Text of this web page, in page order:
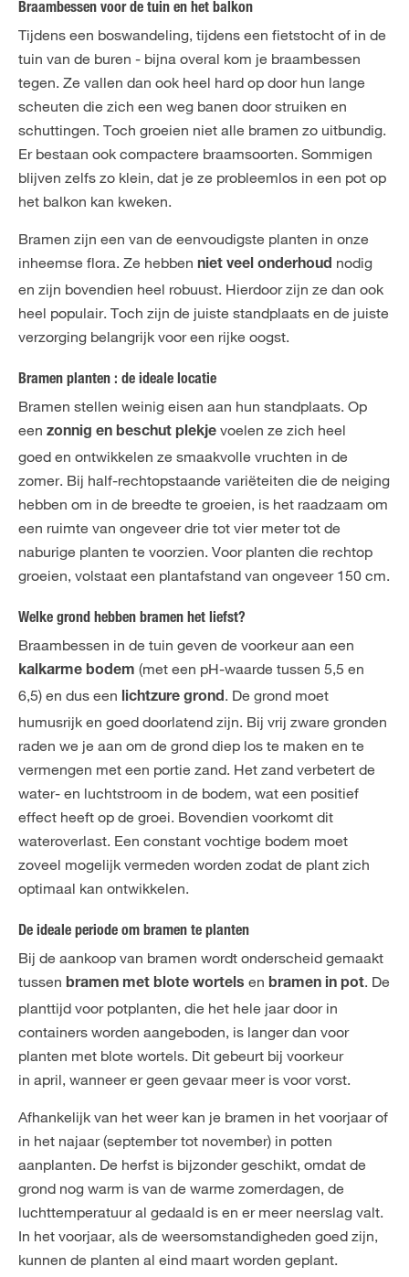
Braambessen voor de tuin en het balkon
Tijdens een boswandeling, tijdens een fietstocht of in de
tuin van de buren - bijna overal kom je braambessen
tegen. Ze vallen dan ook heel hard op door hun lange
scheuten die zich een weg banen door struiken en
schuttingen. Toch groeien niet alle bramen zo uitbundig.
Er bestaan ook compactere braamsoorten. Sommigen
blijven zelfs zo klein, dat je ze probleemlos in een pot op
het balkon kan kweken.
Bramen zijn een van de eenvoudigste planten in onze
inheemse flora. Ze hebben niet veel onderhoud nodig
en zijn bovendien heel robuust. Hierdoor zijn ze dan ook
heel populair. Toch zijn de juiste standplaats en de juiste
verzorging belangrijk voor een rijke oogst.
Bramen planten : de ideale locatie
Bramen stellen weinig eisen aan hun standplaats. Op
een zonnig en beschut plekje voelen ze zich heel
goed en ontwikkelen ze smaakvolle vruchten in de
zomer. Bij half-rechtopstaande variëteiten die de neiging
hebben om in de breedte te groeien, is het raadzaam om
een ruimte van ongeveer drie tot vier meter tot de
naburige planten te voorzien. Voor planten die rechtop
groeien, volstaat een plantafstand van ongeveer 150 cm.
Welke grond hebben bramen het liefst?
Braambessen in de tuin geven de voorkeur aan een
kalkarme bodem (met een pH-waarde tussen 5,5 en
6,5) en dus een lichtzure grond. De grond moet
humusrijk en goed doorlatend zijn. Bij vrij zware gronden
raden we je aan om de grond diep los te maken en te
vermengen met een portie zand. Het zand verbetert de
water- en luchtstroom in de bodem, wat een positief
effect heeft op de groei. Bovendien voorkomt dit
wateroverlast. Een constant vochtige bodem moet
zoveel mogelijk vermeden worden zodat de plant zich
optimaal kan ontwikkelen.
De ideale periode om bramen te planten
Bij de aankoop van bramen wordt onderscheid gemaakt
tussen bramen met blote wortels en bramen in pot. De
planttijd voor potplanten, die het hele jaar door in
containers worden aangeboden, is langer dan voor
planten met blote wortels. Dit gebeurt bij voorkeur
in april, wanneer er geen gevaar meer is voor vorst.
Afhankelijk van het weer kan je bramen in het voorjaar of
in het najaar (september tot november) in potten
aanplanten. De herfst is bijzonder geschikt, omdat de
grond nog warm is van de warme zomerdagen, de
luchttemperatuur al gedaald is en er meer neerslag valt.
In het voorjaar, als de weersomstandigheden goed zijn,
kunnen de planten al eind maart worden geplant.